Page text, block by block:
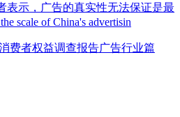
表示，广告的真实性无法保证是最
scale of China's advertisin